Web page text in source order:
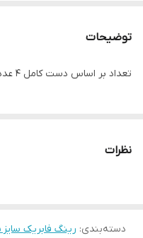
توضیحات
تعداد بر اساس دست کامل ۴ عدد میباشد،
نظرات
دسته‌بندی: رینگ فابریک سایز ۱۵×۵.۶ (۱۰۸×۴) دنا پلاس